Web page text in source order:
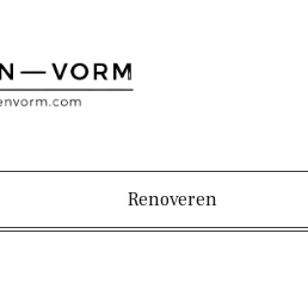
Renoveren